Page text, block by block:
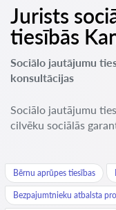
Jurists
tiesībās
Sociālo jautājumu
konsultācijas
Sociālo jautājumu
cilvēku sociālās
Bērnu aprūpes tiesības
Bezpajumtnieku atbalsta